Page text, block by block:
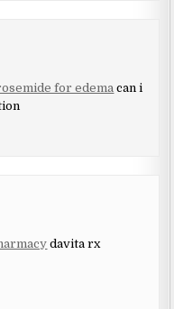
for edema can i
davita rx